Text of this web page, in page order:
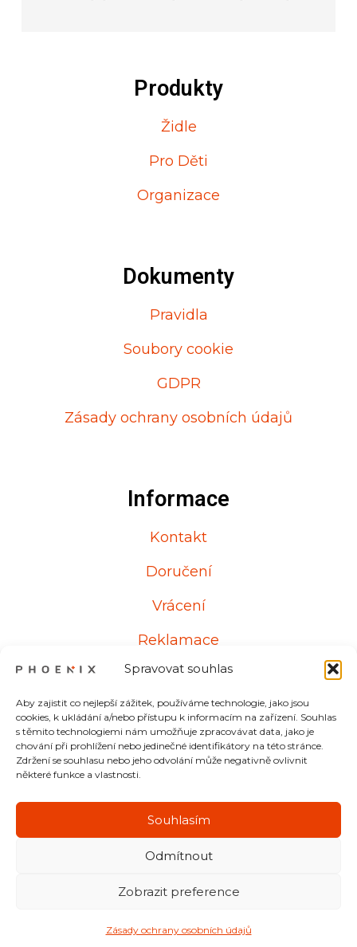
Spravovat souhlas
Aby zajistit co nejlepší zážitek, používáme technologie, jako jsou
cookies, k ukládání a/nebo přístupu k informacím na zařízení. Souhlas
s těmito technologiemi nám umožňuje zpracovávat data, jako je
chování při prohlížení nebo jedinečné identifikátory na této stránce.
Zdržení se souhlasu nebo jeho odvolání může negativně ovlivnit
některé funkce a vlastnosti.
Souhlasím
Odmítnout
Zobrazit preference
Zásady ochrany osobních údajů
Produkty
Židle
Pro Děti
Organizace
Dokumenty
Pravidla
Soubory cookie
GDPR
Zásady ochrany osobních údajů
Informace
Kontakt
Doručení
Vrácení
Reklamace
Kontakt
Od pondělí do pátku
8:00 – 17:00
+48 607 700 537
2026HIRUKO sp. z o.o.